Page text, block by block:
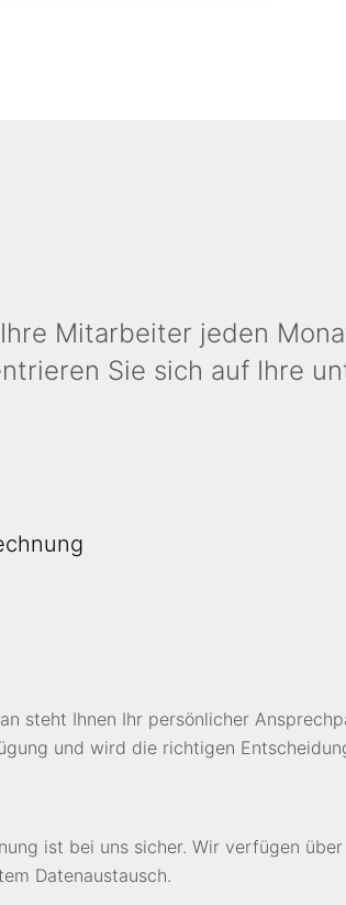
Mit­ar­beiter jeden
Sie sich auf Ihre
steht Ihnen Ihr per­sön­licher
und wird die richtigen
ist bei uns sicher. Wir ver­fügen
Daten­aus­tausch.